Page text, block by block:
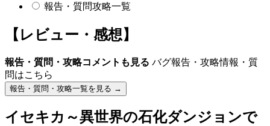
報告・質問攻略一覧
【レビュー・感想】
報告・質問・攻略コメントも見る バグ報告・攻略情報・質
問はこちら
報告・質問・攻略一覧を見る →
イセキカ～異世界の石化ダンジョンで